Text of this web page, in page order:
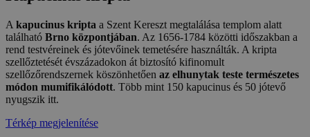
A kapucinus kripta a Szent Kereszt megtalálása templom alatt
található Brno központjában. Az 1656-1784 közötti időszakban a
rend testvéreinek és jótevőinek temetésére használták. A kripta
szellőztetését évszázadokon át biztosító kifinomult
szellőzőrendszernek köszönhetően az elhunytak teste természetes
módon mumifikálódott. Több mint 150 kapucinus és 50 jótevő
nyugszik itt.
Térkép megjelenítése